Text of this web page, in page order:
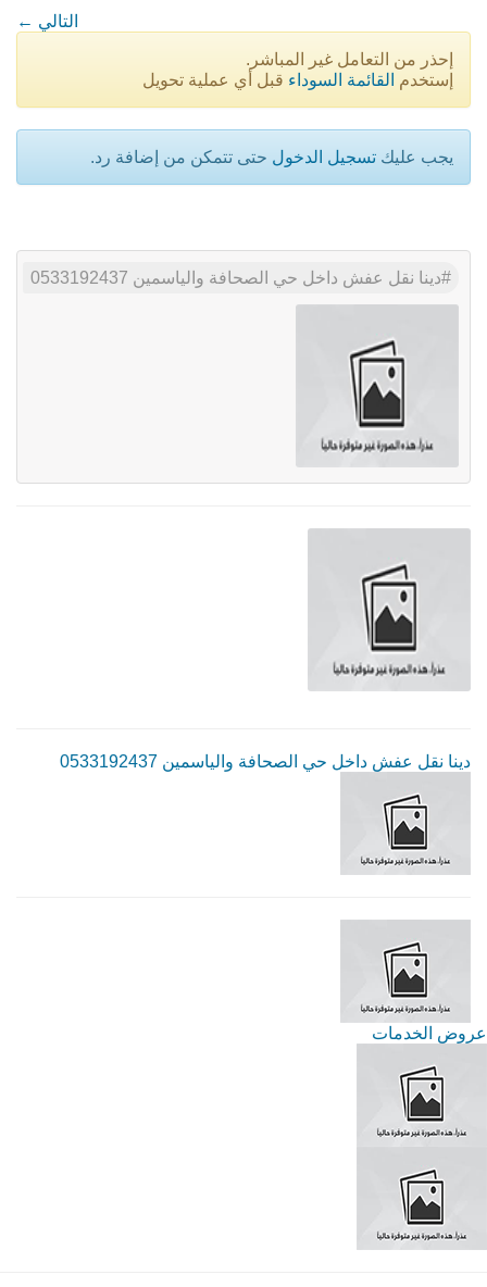
← التالي
إحذر من التعامل غير المباشر.
إستخدم القائمة السوداء قبل أي عملية تحويل
يجب عليك تسجيل الدخول حتى تتمكن من إضافة رد.
دينا نقل عفش داخل حي الصحافة والياسمين 0533192437
دينا نقل عفش داخل حي الصحافة والياسمين 0533192437
عروض الخدمات